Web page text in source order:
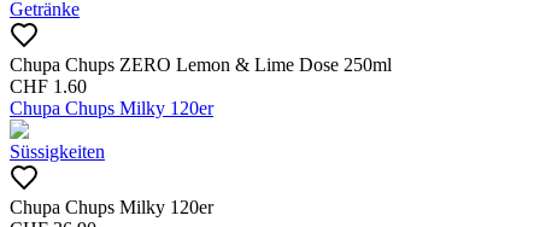
Getränke
Chupa Chups ZERO Lemon & Lime Dose 250ml
CHF 1.60
Chupa Chups Milky 120er
Süssigkeiten
Chupa Chups Milky 120er